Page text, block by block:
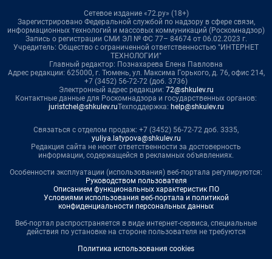
Сетевое издание «72.ру» (18+)
Зарегистрировано Федеральной службой по надзору в сфере связи,
информационных технологий и массовых коммуникаций (Роскомнадзор)
Запись о регистрации СМИ ЭЛ № ФС 77– 84674 от 06.02.2023 г.
Учредитель: Общество с ограниченной ответственностью "ИНТЕРНЕТ
ТЕХНОЛОГИИ"
Главный редактор: Познахарева Елена Павловна
Адрес редакции: 625000, г. Тюмень, ул. Максима Горького, д. 76, офис 214,
+7 (3452) 56-72-72 (доб. 3736)
Электронный адрес редакции: 72@shkulev.ru
Контактные данные для Роскомнадзора и государственных органов:
juristchel@shkulev.ruТехподдержка: help@shkulev.ru
Связаться с отделом продаж: +7 (3452) 56-72-72 доб. 3335,
yuliya.latypova@shkulev.ru
Редакция сайта не несет ответственности за достоверность
информации, содержащейся в рекламных объявлениях.
Особенности эксплуатации (использования) веб-портала регулируются:
Руководством пользователя
Описанием функциональных характеристик ПО
Условиями использования веб-портала и политикой
конфиденциальности персональных данных
Веб-портал распространяется в виде интернет-сервиса, специальные
действия по установке на стороне пользователя не требуются
Политика использования cookies